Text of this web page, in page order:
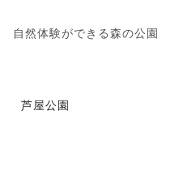
自然体験ができる森の公園
芦屋公園